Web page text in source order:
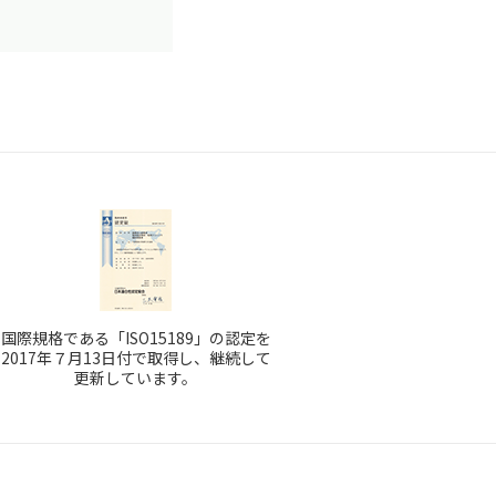
国際規格である「ISO15189」の認定を
2017年７月13日付で取得し、継続して
更新しています。